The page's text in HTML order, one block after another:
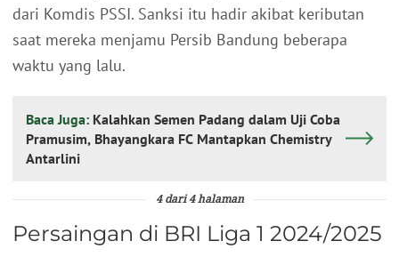
dari Komdis PSSI. Sanksi itu hadir akibat keributan
saat mereka menjamu Persib Bandung beberapa
waktu yang lalu.
Baca Juga: Kalahkan Semen Padang dalam Uji Coba
Pramusim, Bhayangkara FC Mantapkan Chemistry
Antarlini
4 dari 4 halaman
Persaingan di BRI Liga 1 2024/2025